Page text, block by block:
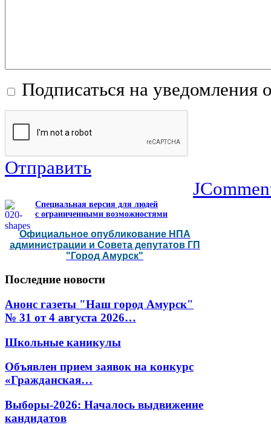
Подписаться на уведомления
Отправить
Специальная версия для людей
с ограниченными возможностями
Официальное опубликование НПА
администрации и Совета депутатов ГП
"Город Амурск"
Последние новости
Анонс газеты "Наш город Амурск"
№ 31 от 4 августа 2026…
Школьные каникулы
Объявлен прием заявок на конкурс
«Гражданская…
Выборы-2026: Началось выдвижение
кандидатов